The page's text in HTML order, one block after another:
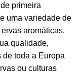
primeira
uma variedade de
aromáticas.
qualidade,
de toda a Europa
ou culturas